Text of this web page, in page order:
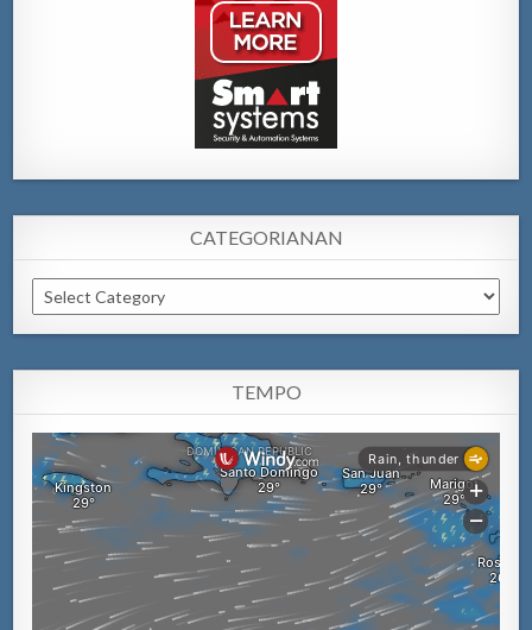
CATEGORIANAN
Categorianan
TEMPO